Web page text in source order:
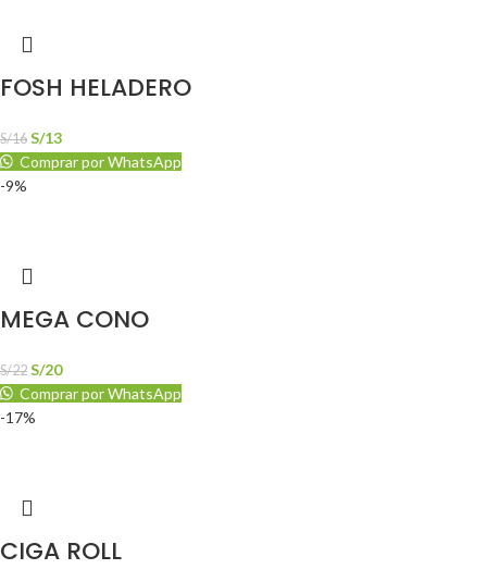
FOSH HELADERO
S/16 S/13
Comprar por WhatsApp
-9%
MEGA CONO
S/22 S/20
Comprar por WhatsApp
-17%
CIGA ROLL